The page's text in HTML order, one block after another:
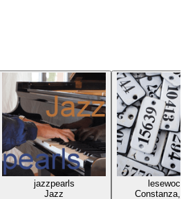
jazzpearls
Jazz
Constanza,